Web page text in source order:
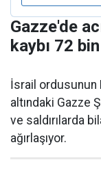
Gazze'de
kaybı 72
İsrail ordusunun
altındaki Gazze
ve saldırılarda
ağırlaşıyor.